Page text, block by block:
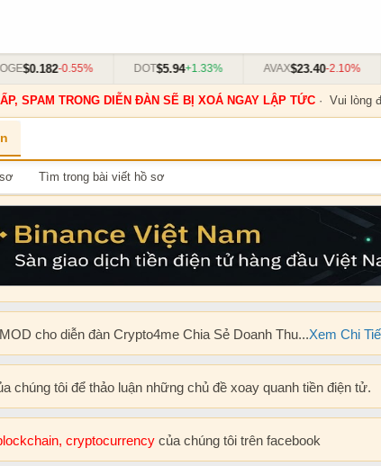
$0.182-0.55% DOT$5.94+1.33% AVAX$23.40-2.10%
SPAM TRONG DIỄN ĐÀN SẼ BỊ XOÁ NGAY LẬP TỨC· Vui lòng
Tìm trong bài viết hồ sơ
cho diễn đàn Crypto4me Chia Sẻ Doanh Thu...Xem Chi
chúng tôi để thảo luận những chủ đề xoay quanh tiền điện tử.
cryptocurrency của chúng tôi trên facebook